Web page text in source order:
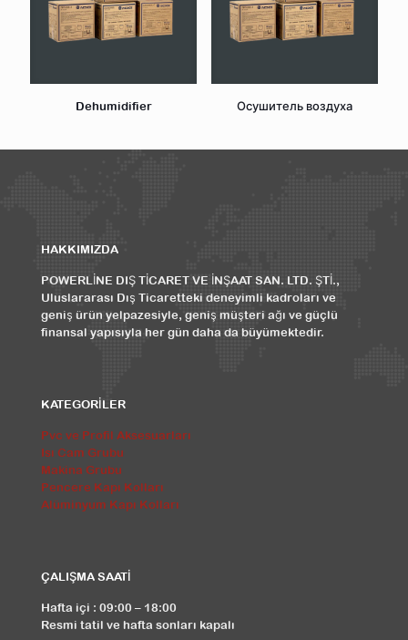
Dehumidifier Осушитель воздуха
HAKKIMIZDA
POWERLİNE DIŞ TİCARET VE İNŞAAT SAN. LTD. ŞTİ.,
Uluslararası Dış Ticaretteki deneyimli kadroları ve
geniş ürün yelpazesiyle, geniş müşteri ağı ve güçlü
finansal yapısıyla her gün daha da büyümektedir.
KATEGORİLER
Pvc ve Profil Aksesuarları
Isı Cam Grubu
Makina Grubu
Pencere Kapı Kolları
Alüminyum Kapı Kolları
ÇALIŞMA SAATİ
Hafta içi : 09:00 – 18:00
Resmi tatil ve hafta sonları kapalı